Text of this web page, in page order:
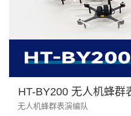
HT-BY200 无人机蜂群
无人机蜂群表演编队